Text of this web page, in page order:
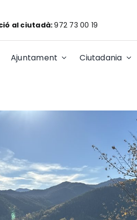
al ciutadà:972 73 00 19
Ajuntament Ciutadania